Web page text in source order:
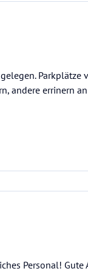
sie
für
(Bio
Parkplätze
andere errinern
Personal!